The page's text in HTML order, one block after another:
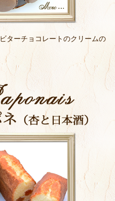
をいただきますのでご了承
23・24・25の3日間、10：
だきます。
意ください。
・木曜日のみとなりま
キリテをご愛顧のほどよ
ニューアルオープン致し
だけるよう気持ち新たに
ンキリテをご愛顧のほどよ
ターチョコレートのクリームの